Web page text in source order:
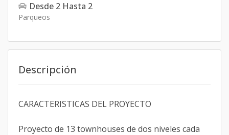
Desde 2 Hasta 2
Parqueos
Descripción
CARACTERISTICAS DEL PROYECTO
Proyecto de 13 townhouses de dos niveles cada